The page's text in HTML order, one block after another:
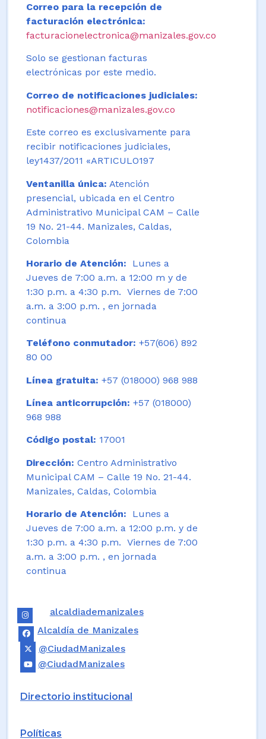
Correo para la recepción de
facturación electrónica:
facturacionelectronica@manizales.gov.co
Solo se gestionan facturas
electrónicas por este medio.
Correo de notificaciones judiciales:
notificaciones@manizales.gov.co
Este correo es exclusivamente para
recibir notificaciones judiciales,
ley1437/2011 «ARTICULO197
Ventanilla única: Atención
presencial, ubicada en el Centro
Administrativo Municipal CAM – Calle
19 No. 21-44. Manizales, Caldas,
Colombia
Horario de Atención:
Lunes a
Jueves de 7:00 a.m. a 12:00 m y de
1:30 p.m. a 4:30 p.m. Viernes de 7:00
a.m. a 3:00 p.m. , en jornada
continua
Teléfono conmutador: +57(606) 892
80 00
Línea gratuita: +57 (018000) 968 988
Línea anticorrupción: +57 (018000)
968 988
Código postal: 17001
Dirección: Centro Administrativo
Municipal CAM – Calle 19 No. 21-44.
Manizales, Caldas, Colombia
Horario de Atención: Lunes a
Jueves de 7:00 a.m. a 12:00 p.m. y de
1:30 p.m. a 4:30 p.m. Viernes de 7:00
a.m. a 3:00 p.m. , en jornada
continua
alcaldiademanizales
Alcaldía de Manizales
@CiudadManizales
@CiudadManizales
Directorio institucional
Políticas